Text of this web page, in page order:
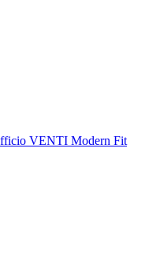
VENTI Modern Fit